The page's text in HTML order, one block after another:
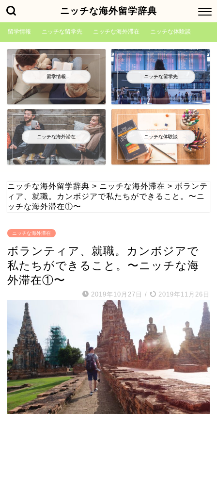
ニッチな海外留学辞典
留学情報 ニッチな留学先 ニッチな海外滞在 ニッチな体験談
留学情報 ニッチな留学先
ニッチな海外滞在 ニッチな体験談
ニッチな海外留学辞典 > ニッチな海外滞在 > ボランテ
ィア、就職。カンボジアで私たちができること。〜ニ
ッチな海外滞在①〜
ニッチな海外滞在
ボランティア、就職。カンボジアで
私たちができること。〜ニッチな海
外滞在①〜
2019年10月27日 / 2019年11月26日